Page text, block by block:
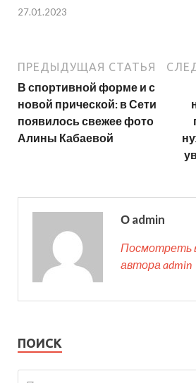
27.01.2023
ПРЕДЫДУЩАЯ СТАТЬЯ
В спортивной форме и с
новой прической: в Сети
появилось свежее фото
Алины Кабаевой
О admin
Посмотреть
автора admin
ПОИСК